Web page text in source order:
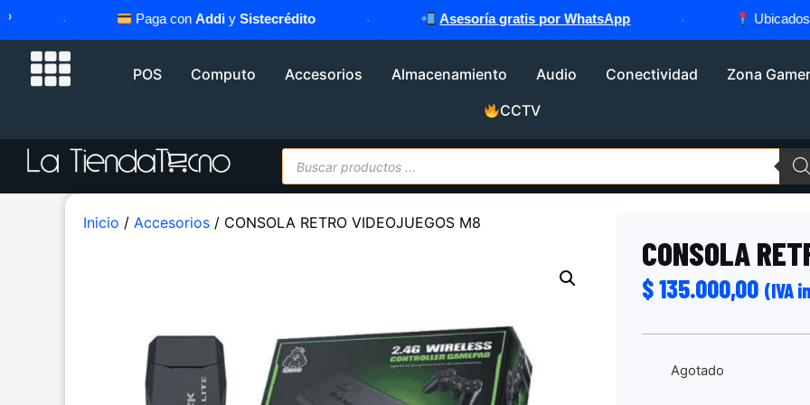
Paga conAddiySistecrédito Asesoría gratis por WhatsApp Ubicados en
POS Computo Accesorios Almacenamiento Audio Conectividad Zona Gamer
CCTV
Inicio / Accesorios / CONSOLA RETRO VIDEOJUEGOS M8
CONSOLA
$135.000,00 (IVA
Agotado